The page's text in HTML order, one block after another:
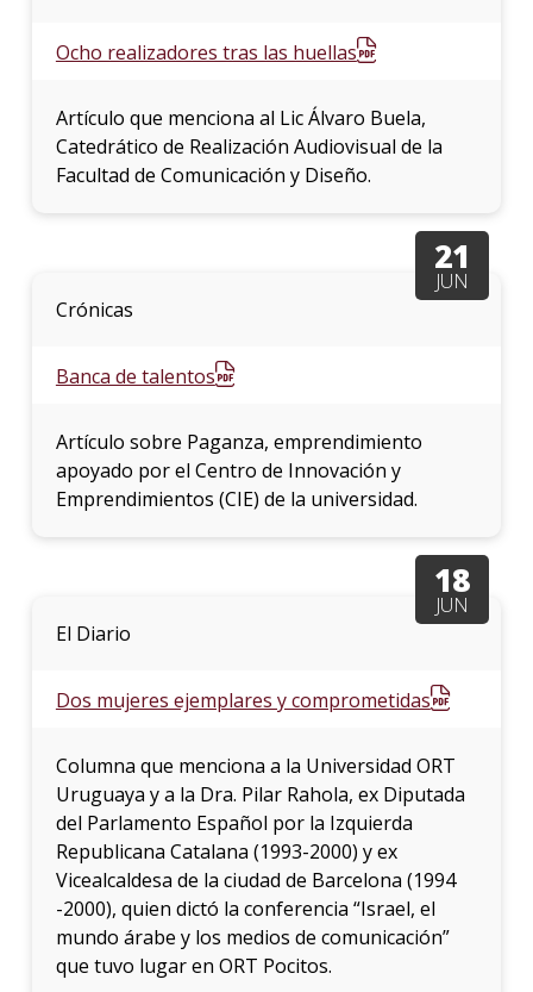
Ocho realizadores tras las huellas
Artículo que menciona al Lic Álvaro Buela,
Catedrático de Realización Audiovisual de la
Facultad de Comunicación y Diseño.
21
JUN
Crónicas
Banca de talentos
Artículo sobre Paganza, emprendimiento
apoyado por el Centro de Innovación y
Emprendimientos (CIE) de la universidad.
18
JUN
El Diario
Dos mujeres ejemplares y comprometidas
Columna que menciona a la Universidad ORT
Uruguaya y a la Dra. Pilar Rahola, ex Diputada
del Parlamento Español por la Izquierda
Republicana Catalana (1993-2000) y ex
Vicealcaldesa de la ciudad de Barcelona (1994
-2000), quien dictó la conferencia “Israel, el
mundo árabe y los medios de comunicación”
que tuvo lugar en ORT Pocitos.